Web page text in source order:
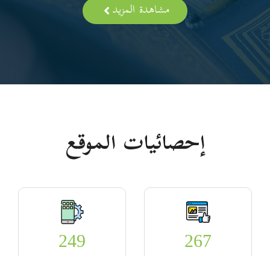
مشاهدة المزيد
إحصائيات الموقع
267
249